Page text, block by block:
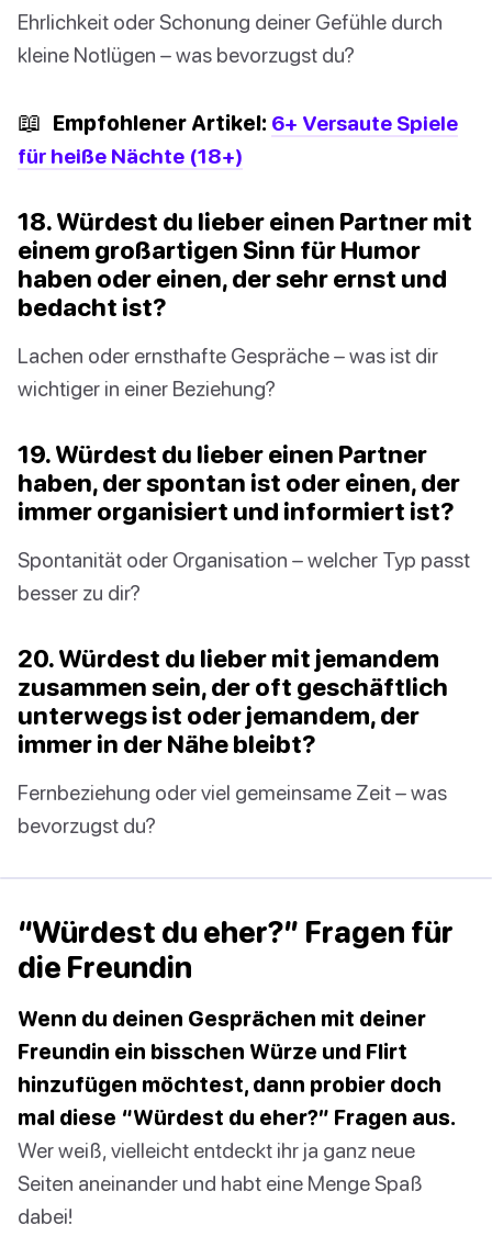
Ehrlichkeit oder Schonung deiner Gefühle durch
kleine Notlügen – was bevorzugst du?
📖 Empfohlener Artikel: 6+ Versaute Spiele
für heiße Nächte (18+)
18. Würdest du lieber einen Partner mit
einem großartigen Sinn für Humor
haben oder einen, der sehr ernst und
bedacht ist?
Lachen oder ernsthafte Gespräche – was ist dir
wichtiger in einer Beziehung?
19. Würdest du lieber einen Partner
haben, der spontan ist oder einen, der
immer organisiert und informiert ist?
Spontanität oder Organisation – welcher Typ passt
besser zu dir?
20. Würdest du lieber mit jemandem
zusammen sein, der oft geschäftlich
unterwegs ist oder jemandem, der
immer in der Nähe bleibt?
Fernbeziehung oder viel gemeinsame Zeit – was
bevorzugst du?
“Würdest du eher?” Fragen für
die Freundin
Wenn du deinen Gesprächen mit deiner
Freundin ein bisschen Würze und Flirt
hinzufügen möchtest, dann probier doch
mal diese “Würdest du eher?” Fragen aus.
Wer weiß, vielleicht entdeckt ihr ja ganz neue
Seiten aneinander und habt eine Menge Spaß
dabei!